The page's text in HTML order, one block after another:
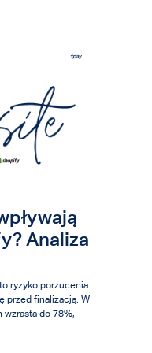
Analiza
ryzyko porzucenia
przed finalizacją. W
do 78%,